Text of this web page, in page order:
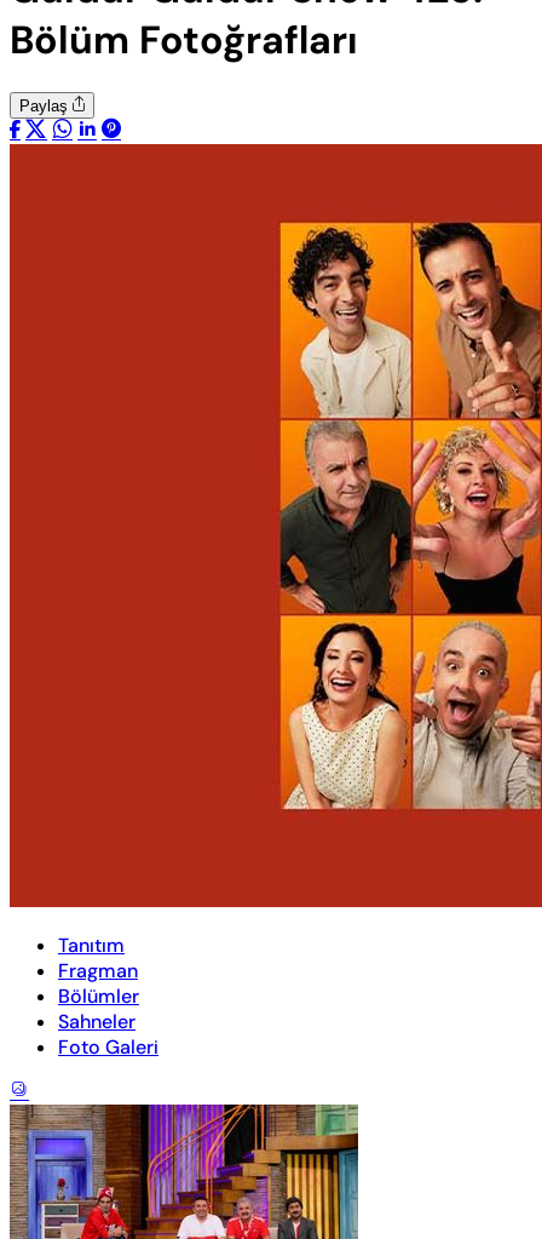
Bölüm Fotoğrafları
Paylaş
Tanıtım
Fragman
Bölümler
Sahneler
Foto Galeri